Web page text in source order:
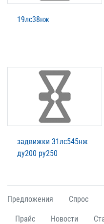
19лс38нж
задвижки 31лс545нж
ду200 ру250
Предложения Спрос
Прайс Новости